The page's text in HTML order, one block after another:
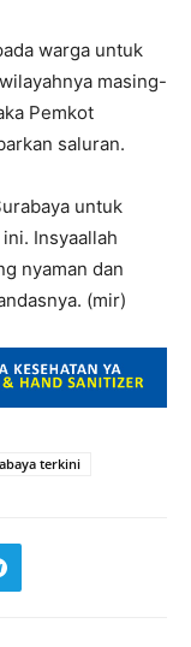
warga untuk
masing-
Pemkot
saluran.
untuk
Insyaallah
nyaman dan
(mir)
terkini